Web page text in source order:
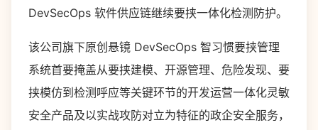
DevSecOps 软件供应链继续要挟一体化检测防护。
该公司旗下原创悬镜 DevSecOps 智习惯要挟管理
系统首要掩盖从要挟建模、开源管理、危险发现、要
挟模仿到检测呼应等关键环节的开发运营一体化灵敏
安全产品及以实战攻防对立为特征的政企安全服务，